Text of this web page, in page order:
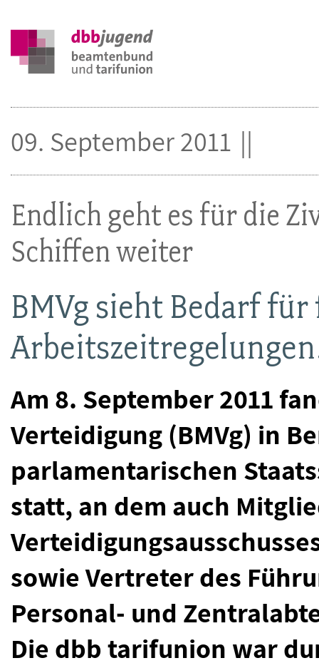
Endlich geht es für die
Schiffen weiter
BMVg sieht Bedarf
Am 8. September 2011
Verteidigung (BMVg) in
parlamentarischen
statt, an dem auch
sowie Vertreter des
Personal- und
Die dbb tarifunion war
09. September 2011